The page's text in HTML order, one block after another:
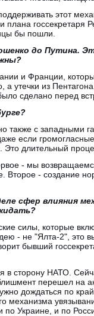
этот
госсекретаря
бы пошли.
до Путина.
и Франции,
из
сделано перед
также с западными
если
Это длительный
- мы
Второе - создание
сфер влияния
силы, которые
- не "Ялта-2", это
бывший
в сторону НАТО.
перешел на
дождаться по
механизма
по Украине, и по